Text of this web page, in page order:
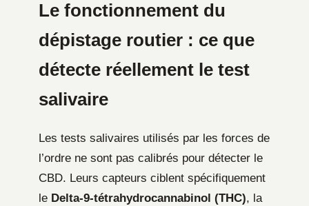
Le fonctionnement du
dépistage routier : ce que
détecte réellement le test
salivaire
Les tests salivaires utilisés par les forces de
l’ordre ne sont pas calibrés pour détecter le
CBD. Leurs capteurs ciblent spécifiquement
le Delta-9-tétrahydrocannabinol (THC), la